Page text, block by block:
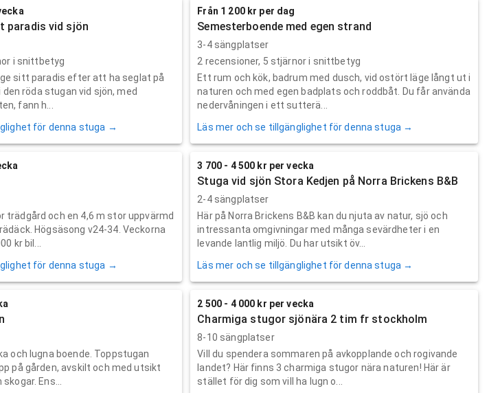
paradis vid sjön
i snittbetyg
sitt paradis efter att ha seglat på
den röda stugan vid sjön, med
fann h...
för denna stuga →
Från 1 200 kr per dag
Semesterboende med egen strand
3-4 sängplatser
2 recensioner, 5 stjärnor i snittbetyg
Ett rum och kök, badrum med dusch, vid ostört läge långt ut i
naturen och med egen badplats och roddbåt. Du får använda
nedervåningen i ett sutterä...
Läs mer och se tillgänglighet för denna stuga →
trädgård och en 4,6 m stor uppvärmd
Högsäsong v24-34. Veckorna
kr bil...
för denna stuga →
3 700 - 4 500 kr per vecka
Stuga vid sjön Stora Kedjen på Norra Brickens B&B
2-4 sängplatser
Här på Norra Brickens B&B kan du njuta av natur, sjö och
intressanta omgivningar med många sevärdheter i en
levande lantlig miljö. Du har utsikt öv...
Läs mer och se tillgänglighet för denna stuga →
och lugna boende. Toppstugan
på gården, avskilt och med utsikt
Ens...
2 500 - 4 000 kr per vecka
Charmiga stugor sjönära 2 tim fr stockholm
8-10 sängplatser
Vill du spendera sommaren på avkopplande och rogivande
landet? Här finns 3 charmiga stugor nära naturen! Här är
stället för dig som vill ha lugn o...